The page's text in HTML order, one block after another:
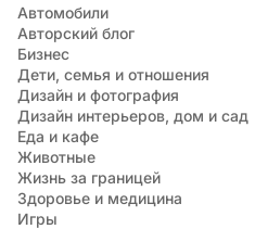
Автомобили
Авторский блог
Бизнес
Дети, семья и отношения
Дизайн и фотография
Дизайн интерьеров, дом и сад
Еда и кафе
Животные
Жизнь за границей
Здоровье и медицина
Игры